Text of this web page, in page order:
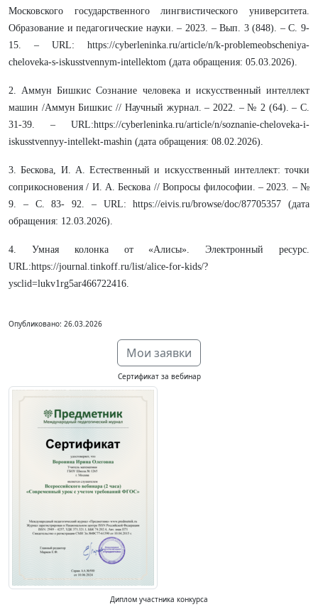
Московского государственного лингвистического университета.
Образование и педагогические науки. – 2023. – Вып. 3 (848). – С. 9-
15. – URL: https://cyberleninka.ru/article/n/k-problemeobscheniya-
cheloveka-s-iskusstvennym-intellektom (дата обращения: 05.03.2026).
2. Аммун Бишкис Сознание человека и искусственный интеллект
машин /Аммун Бишкис // Научный журнал. – 2022. – № 2 (64). – С.
31-39. – URL:https://cyberleninka.ru/article/n/soznanie-cheloveka-i-
iskusstvennyy-intellekt-mashin (дата обращения: 08.02.2026).
3. Бескова, И. А. Естественный и искусственный интеллект: точки
соприкосновения / И. А. Бескова // Вопросы философии. – 2023. – №
9. – С. 83- 92. – URL: https://eivis.ru/browse/doc/87705357 (дата
обращения: 12.03.2026).
4. Умная колонка от «Алисы». Электронный ресурс.
URL:https://journal.tinkoff.ru/list/alice-for-kids/?
ysclid=lukv1rg5ar466722416.
Опубликовано: 26.03.2026
Мои заявки
Сертификат за вебинар
Диплом участника конкурса